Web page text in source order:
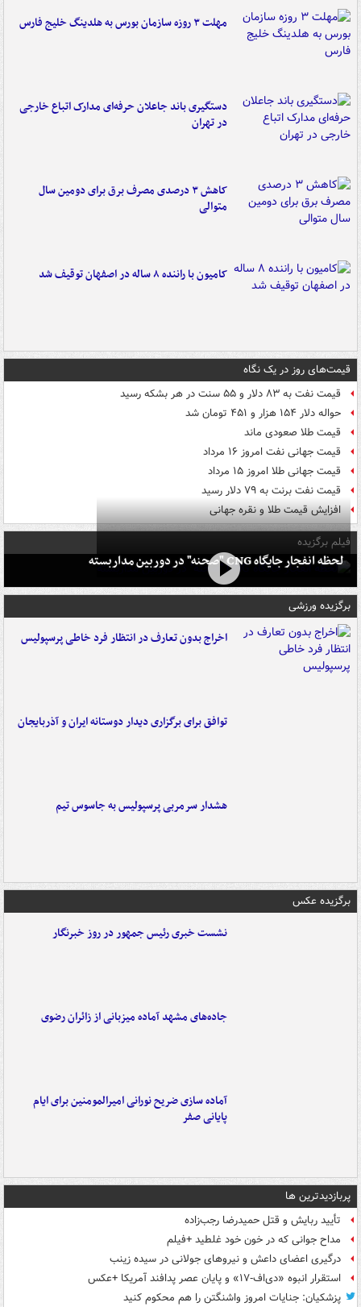
مهلت ۳ روزه سازمان بورس به هلدینگ خلیج فارس
دستگیری باند جاعلان حرفه‌ای مدارک اتباع خارجی
در تهران
کاهش ۳ درصدی مصرف برق برای دومین سال
متوالی
کامیون با راننده ۸ ساله در اصفهان توقیف شد
قیمت‌های روز در یک نگاه
قیمت نفت به ۸۳ دلار و ۵۵ سنت در هر بشکه رسید
حواله دلار ۱۵۴ هزار و ۴۵۱ تومان شد
قیمت طلا صعودی ماند
قیمت جهانی نفت امروز ۱۶ مرداد
قیمت جهانی طلا امروز ۱۵ مرداد
قیمت نفت برنت به ۷۹ دلار رسید
افزایش قیمت طلا و نقره جهانی
فیلم برگزیده
لحظه انفجار جایگاه CNG "صحنه" در دوربین مداربسته
برگزیده ورزشی
اخراج بدون تعارف در انتظار فرد خاطی پرسپولیس
توافق برای برگزاری دیدار دوستانه ایران و آذربایجان
هشدار سرمربی پرسپولیس به جاسوس تیم
برگزیده عکس
نشست خبری رئیس جمهور در روز خبرنگار
جاده‌های مشهد آماده میزبانی از زائران رضوی
آماده سازی ضریح نورانی امیرالمومنین برای ایام
پایانی صفر
پربازدیدترین ها
تأیید ربایش و قتل حمیدرضا رجب‌زاده
مداح جوانی که در خون خود غلطید +فیلم
درگیری اعضای داعش و نیروهای جولانی در سیده زینب
استقرار انبوه «دی‌اف‑۱۷» و پایان عصر پدافند آمریکا +عکس
پزشکیان: جنایات امروز واشنگتن را هم محکوم کنید